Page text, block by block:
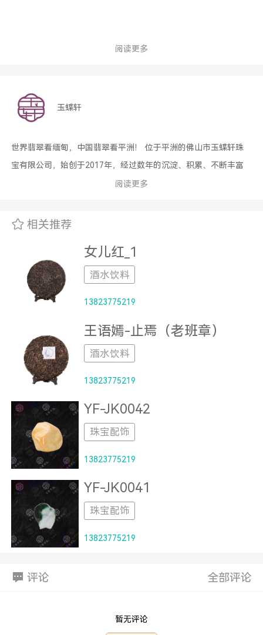
阅读更多
玉蝶轩
世界翡翠看缅甸，中国翡翠看平洲！ 位于平洲的佛山市玉蝶轩珠
宝有限公司，始创于2017年，经过数年的沉淀、积累、不断丰富
着自己的玉器造型和雕琢技术，更赋予了“玉蝶轩”深刻的文化内涵!
念！ 切、磨、琢、做挂件，做摆件，只有想不到，没有做不到!公
营销团队，售后服务团队...... 您所见到的每一件“玉蝶轩”“玥璞”产
品，都是倾注了公司全体员工的精心制作。
阅读更多
相关推荐
女儿红_1
酒水饮料
13823775219
王语嫣-止焉（老班章）
酒水饮料
13823775219
YF-JK0042
珠宝配饰
13823775219
YF-JK0041
珠宝配饰
13823775219
评论 全部评论
暂无评论